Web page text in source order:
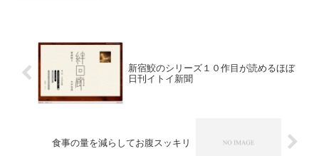
新宿鮫のシリーズ１０作目が読めるほぼ
日刊イトイ新聞
食事の量を減らしてお腹スッキリ